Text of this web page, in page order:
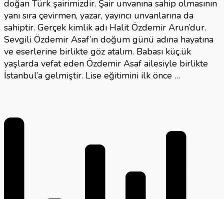
doğan Türk şairimizdir. Şair unvanına sahip olmasının
yanı sıra çevirmen, yazar, yayıncı unvanlarına da
sahiptir. Gerçek kimlik adı Halit Özdemir Arun’dur.
Sevgili Özdemir Asaf’ın doğum günü adına hayatına
ve eserlerine birlikte göz atalım. Babası küç.ük
yaşlarda vefat eden Özdemir Asaf ailesiyle birlikte
İstanbul’a gelmiştir. Lise eğitimini ilk önce …